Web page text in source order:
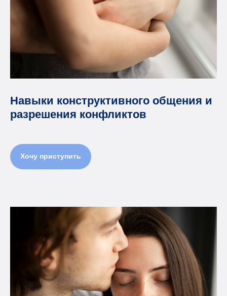
Навыки конструктивного общения и
разрешения конфликтов
Хочу приступить